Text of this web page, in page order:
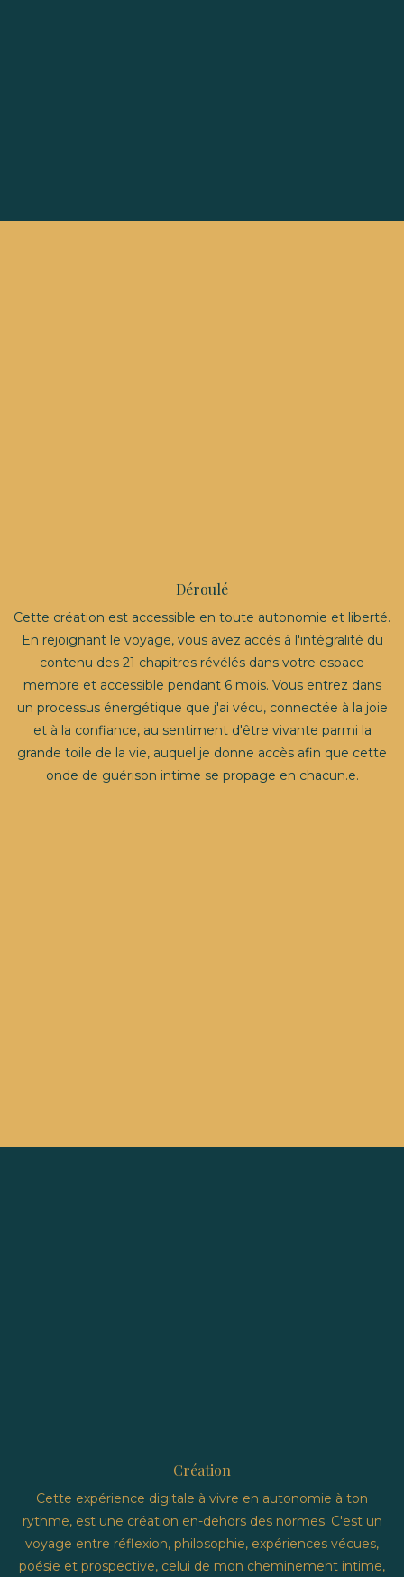
Déroulé
Cette création est accessible en toute autonomie et liberté.
En rejoignant le voyage, vous avez accès à l'intégralité du
contenu des 21 chapitres révélés dans votre espace
membre et accessible pendant 6 mois. Vous entrez dans
un processus énergétique que j'ai vécu, connectée à la joie
et à la confiance, au sentiment d'être vivante parmi la
grande toile de la vie, auquel je donne accès afin que cette
onde de guérison intime se propage en chacun.e.
Création
Cette expérience digitale à vivre en autonomie à ton
rythme, est une création en-dehors des normes. C'est un
voyage entre réflexion, philosophie, expériences vécues,
poésie et prospective, celui de mon cheminement intime,